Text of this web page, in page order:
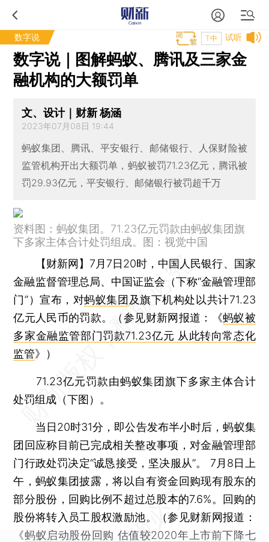
数字说 试听
T中
数字说｜图解蚂蚁、腾讯及三家金
融机构的大额罚单
文、设计｜财新 杨涵
2023年07月08日 19:44
蚂蚁集团、腾讯、平安银行、邮储银行、人保财险被
监管机构开出大额罚单，蚂蚁被罚71.23亿元，腾讯被
罚29.93亿元，平安银行、邮储银行被罚超千万
资料图：蚂蚁集团。71.23亿元罚款由蚂蚁集团旗
下多家主体合计处罚组成。图：视觉中国
【财新网】 7月7日20时，中国人民银行、国家
金融监督管理总局、中国证监会（下称“金融管理部
门”）宣布，对蚂蚁集团 及旗下机构处以共计71.23
亿元人民币的罚款。（参见财新网报道：《蚂蚁被
多家金融监管部门罚款71.23亿元 从此转向常态化
监管》）
71.23亿元罚款由蚂蚁集团旗下多家主体合计
处罚组成（下图）。
当日20时31分，即公告发布半小时后，蚂蚁集
团回应称目前已完成相关整改事项，对金融管理部
门行政处罚决定“诚恳接受，坚决服从”。 7月8日上
午，蚂蚁集团披露，将以自有资金回购现有股东的
部分股份，回购比例不超过总股本的7.6%。回购的
股份将转入员工股权激励池。（参见财新网报道：
《蚂蚁启动股份回购 估值较2020年上市前下降七